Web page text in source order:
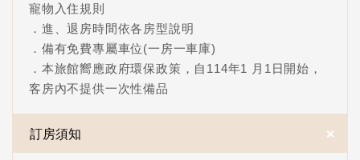
寵物入住規則
．進、退房時間依各房型說明
．備有免費專屬車位(一房一車庫)
．本旅館嚮應政府環保政策，自114年1 月1日開始，
客房內不提供一次性備品
訂房須知 ＋